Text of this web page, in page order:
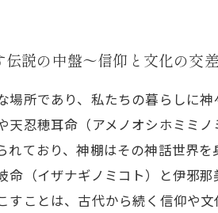
説の中盤～信仰と文化の交
所であり、私たちの暮らしに
天忍穂耳命（アメノオシホミミ
れており、神棚はその神話世界
命（イザナギノミコト）と伊邪
ことは、古代から続く信仰や